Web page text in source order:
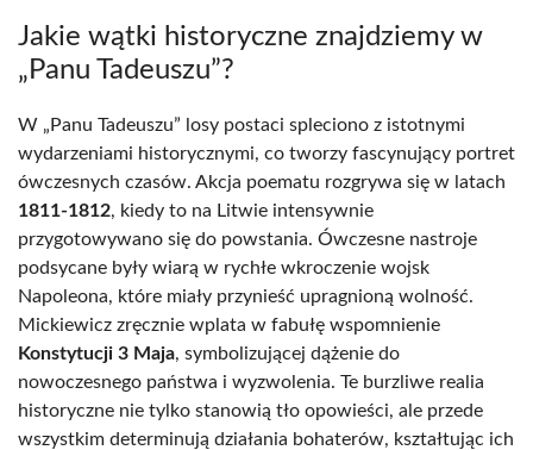
Jakie wątki historyczne znajdziemy w
„Panu Tadeuszu”?
W „Panu Tadeuszu” losy postaci spleciono z istotnymi
wydarzeniami historycznymi, co tworzy fascynujący portret
ówczesnych czasów. Akcja poematu rozgrywa się w latach
1811-1812, kiedy to na Litwie intensywnie
przygotowywano się do powstania. Ówczesne nastroje
podsycane były wiarą w rychłe wkroczenie wojsk
Napoleona, które miały przynieść upragnioną wolność.
Mickiewicz zręcznie wplata w fabułę wspomnienie
Konstytucji 3 Maja, symbolizującej dążenie do
nowoczesnego państwa i wyzwolenia. Te burzliwe realia
historyczne nie tylko stanowią tło opowieści, ale przede
wszystkim determinują działania bohaterów, kształtując ich